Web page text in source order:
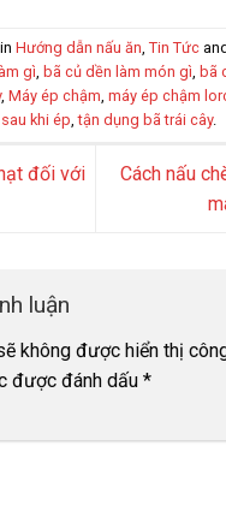
Hướng dẫn nấu ăn, Tin Tức
gì, bã củ dền làm món gì, bã
, Máy ép chậm, máy ép chậm
khi ép,tận dụng bã trái cây.
đối với
Cách nấu
luận
không được hiển thị
được đánh dấu *